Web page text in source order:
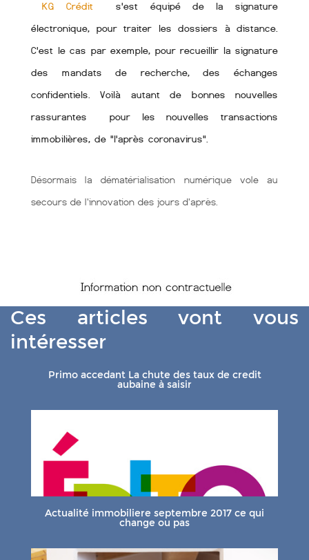
KG Crédit
s'est équipé de la signature
électronique, pour traiter les dossiers à distance.
C'est le cas par exemple, pour recueillir la signature
des mandats de recherche, des échanges
confidentiels. Voilà autant de bonnes nouvelles
rassurantes pour les nouvelles transactions
immobilières, de "l'après coronavirus".
Désormais la dématérialisation numérique vole au
secours de l'innovation des jours d'après.
Ces articles vont vous
intéresser
Primo accedant La chute des taux de credit
aubaine à saisir
Actualité immobiliere septembre 2017 ce qui
change ou pas